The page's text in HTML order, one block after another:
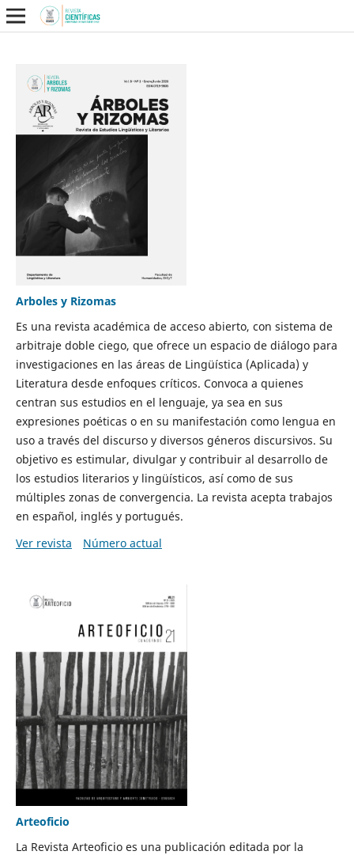
Arboles y Rizomas
Es una revista académica de acceso abierto, con sistema de
arbitraje doble ciego, que ofrece un espacio de diálogo para
investigaciones en las áreas de Lingüística (Aplicada) y
Literatura desde enfoques críticos. Convoca a quienes
centran sus estudios en el lenguaje, ya sea en sus
expresiones poéticas o en su manifestación como lengua en
uso a través del discurso y diversos géneros discursivos. Su
objetivo es estimular, divulgar y contribuir al desarrollo de
los estudios literarios y lingüísticos, así como de sus
múltiples zonas de convergencia. La revista acepta trabajos
en español, inglés y portugués.
Ver revista
Número actual
Arteoficio
La Revista Arteoficio es una publicación editada por la